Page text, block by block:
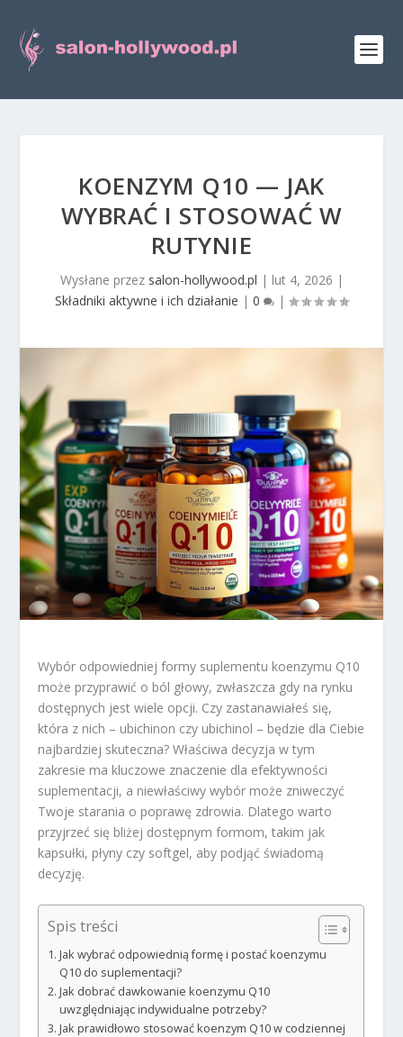
KOENZYM Q10 — JAK
WYBRAĆ I STOSOWAĆ W
RUTYNIE
Wysłane przez salon-hollywood.pl | lut 4, 2026 |
Składniki aktywne i ich działanie | 0 |
Wybór odpowiedniej formy suplementu koenzymu Q10
może przyprawić o ból głowy, zwłaszcza gdy na rynku
dostępnych jest wiele opcji. Czy zastanawiałeś się,
która z nich – ubichinon czy ubichinol – będzie dla Ciebie
najbardziej skuteczna? Właściwa decyzja w tym
zakresie ma kluczowe znaczenie dla efektywności
suplementacji, a niewłaściwy wybór może zniweczyć
Twoje starania o poprawę zdrowia. Dlatego warto
przyjrzeć się bliżej dostępnym formom, takim jak
kapsułki, płyny czy softgel, aby podjąć świadomą
decyzję.
Spis treści
Jak wybrać odpowiednią formę i postać koenzymu
Q10 do suplementacji?
Jak dobrać dawkowanie koenzymu Q10
uwzględniając indywidualne potrzeby?
Jak prawidłowo stosować koenzym Q10 w codziennej